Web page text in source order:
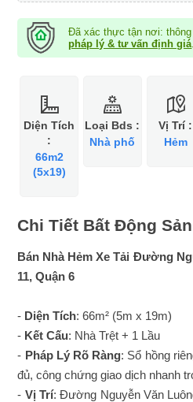
Đã xác thực tận nơi:
pháp lý & tư vấn định giá
Diện Tích
:
66m2
(5x19)
Loại Bds :
Nhà phố
Vị Trí :
Hẻm
Chi Tiết Bất Động Sản
Bán Nhà Hẻm Xe Tải Đường
11, Quận 6
- Diện Tích: 66m² (5m x 19m)
- Kết Cấu: Nhà Trệt + 1 Lầu
- Pháp Lý Rõ Ràng: Sổ hồng
đủ, công chứng giao dịch nhanh
- Vị Trí: Đường Nguyễn Văn